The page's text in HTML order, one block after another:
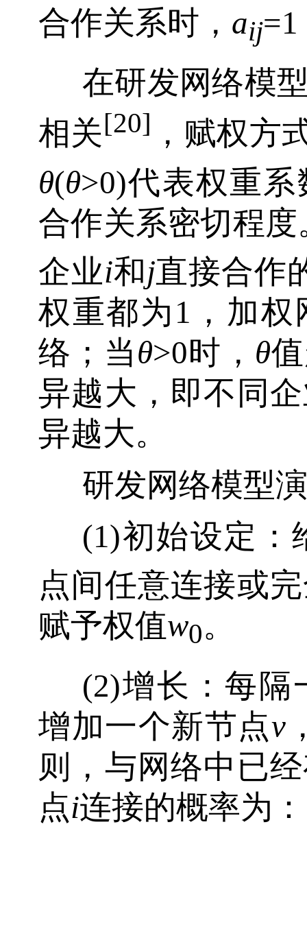
合作关系时， aij
在研发网络模
相关[20] ，赋权方
θ(θ>0)代表权重
合作关系密切程度
企业i和j直接合作
权重都为1，加
络；当θ>0时， θ
异越大，即不同
异越大。
研发网络模型
(1)初始设定：
点间任意连接或
赋予权值w0。
(2)增长：每隔
增加一个新节点v
则，与网络中已
点i连接的概率为：